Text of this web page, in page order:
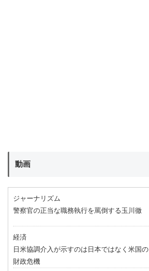
動画
ジャーナリズム
警察官の正当な職務執行を罵倒する玉川徹
経済
日米協調介入が示すのは日本ではなく米国の
財政危機